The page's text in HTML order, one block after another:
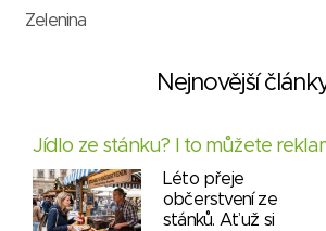
Zelenina
Nejnovější
Jídlo ze stánku? I to můžete
Léto přeje
občerstvení ze
stánků. Ať už si